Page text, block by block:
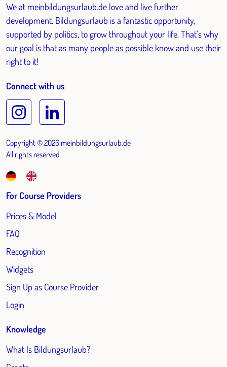
We at meinbildungsurlaub.de love and live further
development. Bildungsurlaub is a fantastic opportunity,
supported by politics, to grow throughout your life. That's why
our goal is that as many people as possible know and use their
right to it!
Connect with us
Copyright © 2026 meinbildungsurlaub.de
All rights reserved
For Course Providers
Prices & Model
FAQ
Recognition
Widgets
Sign Up as Course Provider
Login
Knowledge
What Is Bildungsurlaub?